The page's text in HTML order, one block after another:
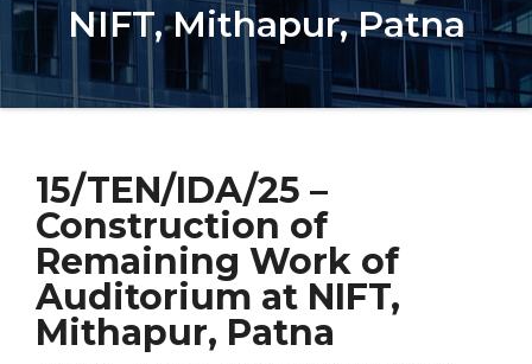
NIFT, Mithapur, Patna
15/TEN/IDA/25 –
Construction of
Remaining Work of
Auditorium at NIFT,
Mithapur, Patna